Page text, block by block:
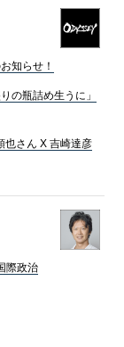
知らせ！
の瓶詰め生うに」
也さん X 吉崎達彦
際政治